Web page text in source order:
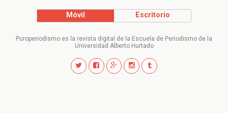
Móvil Escritorio
Puroperiodismo es la revista digital de la Escuela de Periodismo de la
Universidad Alberto Hurtado